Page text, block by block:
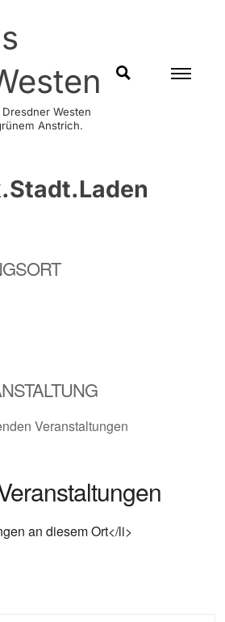
Westen
Anstrich.
SUCHEN
Veranstaltungen
an diesem Ort</li>